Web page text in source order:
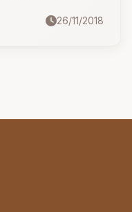
26/11/2018